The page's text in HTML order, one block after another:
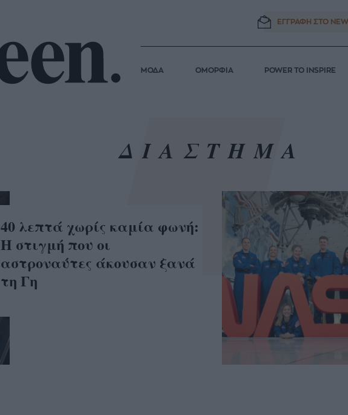
ΕΓΓΡΑΦΗ ΣΤΟ
ΜΟΔΑ ΟΜΟΡΦΙΑ POWER TO INSPIRE
ΔΙΑΣΤΗΜΑ
40 λεπτά χωρίς καμία φωνή:
Η στιγμή που οι
αστροναύτες άκουσαν ξανά
τη Γη